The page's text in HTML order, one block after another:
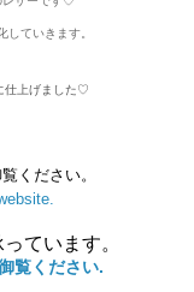
ていきます。
仕上げました♡
ください。
ています。
覧ください.